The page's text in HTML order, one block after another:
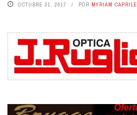
OCTUBRE 31, 2017 POR MYRIAM CAPRILE